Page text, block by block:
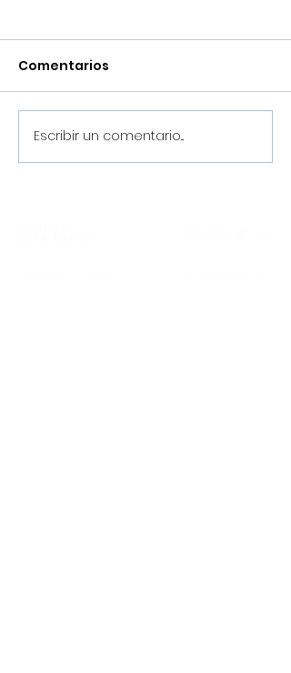
¡Pretemporada
2026/2027, en marcha!
Comentarios
Escribir un comentario...